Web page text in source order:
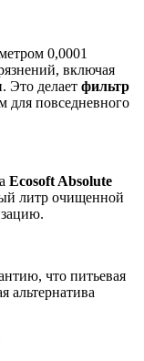
0,0001
включая
Это делает фильтр
для повседневного
Ecosoft Absolute
литр очищенной
что питьевая
альтернатива